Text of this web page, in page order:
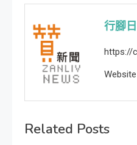
行腳
https://
Website
Related Posts